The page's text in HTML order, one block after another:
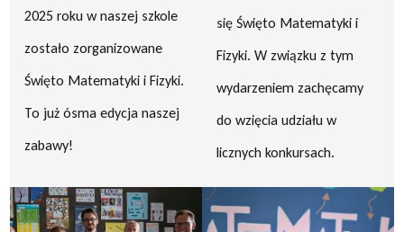
2025 roku w naszej szkole
zostało zorganizowane
Święto Matematyki i Fizyki.
To już ósma edycja naszej
zabawy!
się Święto Matematyki i
Fizyki. W związku z tym
wydarzeniem zachęcamy
do wzięcia udziału w
licznych konkursach.